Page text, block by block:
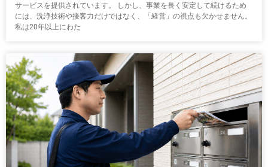
サービスを提供されています。 しかし、事業を長く安定して続けるため
には、洗浄技術や接客力だけではなく、「経営」の視点も欠かせません。
私は20年以上にわた